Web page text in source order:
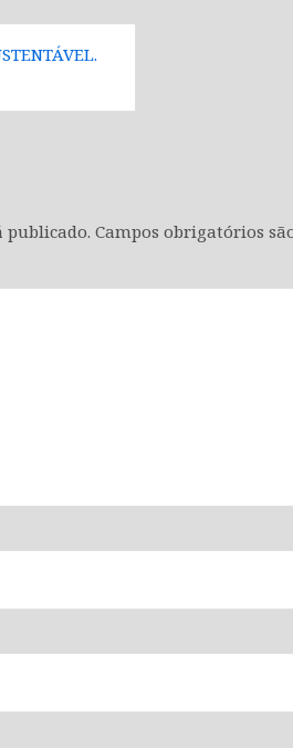
publicado. Campos obrigatórios